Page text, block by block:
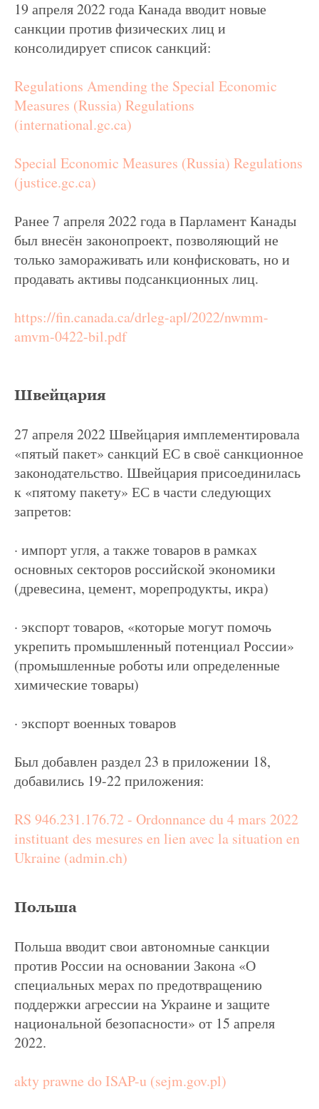
19 апреля 2022 года Канада вводит новые
санкции против физических лиц и
консолидирует список санкций:
Regulations Amending the Special Economic
Measures (Russia) Regulations
(international.gc.ca)
Special Economic Measures (Russia) Regulations
(justice.gc.ca)
Ранее 7 апреля 2022 года в Парламент Канады
был внесён законопроект, позволяющий не
только замораживать или конфисковать, но и
продавать активы подсанкционных лиц.
https://fin.canada.ca/drleg-apl/2022/nwmm-
amvm-0422-bil.pdf
Швейцария
27 апреля 2022 Швейцария имплементировала
«пятый пакет» санкций ЕС в своё санкционное
законодательство. Швейцария присоединилась
к «пятому пакету» ЕС в части следующих
запретов:
· импорт угля, а также товаров в рамках
основных секторов российской экономики
(древесина, цемент, морепродукты, икра)
· экспорт товаров, «которые могут помочь
укрепить промышленный потенциал России»
(промышленные роботы или определенные
химические товары)
· экспорт военных товаров
Был добавлен раздел 23 в приложении 18,
добавились 19-22 приложения:
RS 946.231.176.72 - Ordonnance du 4 mars 2022
instituant des mesures en lien avec la situation en
Ukraine (admin.ch)
Польша
Польша вводит свои автономные санкции
против России на основании Закона «О
специальных мерах по предотвращению
поддержки агрессии на Украине и защите
национальной безопасности» от 15 апреля
2022.
akty prawne do ISAP-u (sejm.gov.pl)